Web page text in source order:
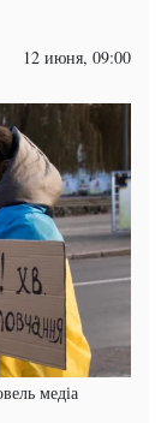
12 июня, 09:00
медіа